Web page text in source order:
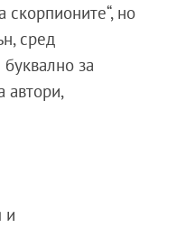
но
сред
за
автори,
и